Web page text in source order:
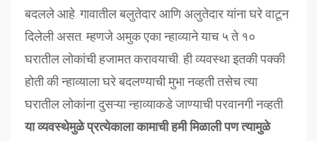
बदलले आहे. गावातील बलुतेदार आणि अलुतेदार यांना घरे वाटून
दिलेली असत. म्हणजे अमुक एका न्हाव्याने याच ५ ते १०
घरातील लोकांची हजामत करावयाची. ही व्यवस्था इतकी पक्की
होती की न्हाव्याला घरे बदलण्याची मुभा नव्हती तसेच त्या
घरातील लोकांना दुसऱ्या न्हाव्याकडे जाण्याची परवानगी नव्हती.
या व्यवस्थेमुळे प्रत्येकाला कामाची हमी मिळाली पण त्यामुळे